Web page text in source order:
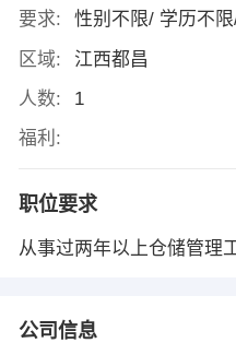
要求:
性别不限/ 学历不
区域:
江西都昌
人数:
1
福利:
职位要求
从事过两年以上仓储管理
公司信息